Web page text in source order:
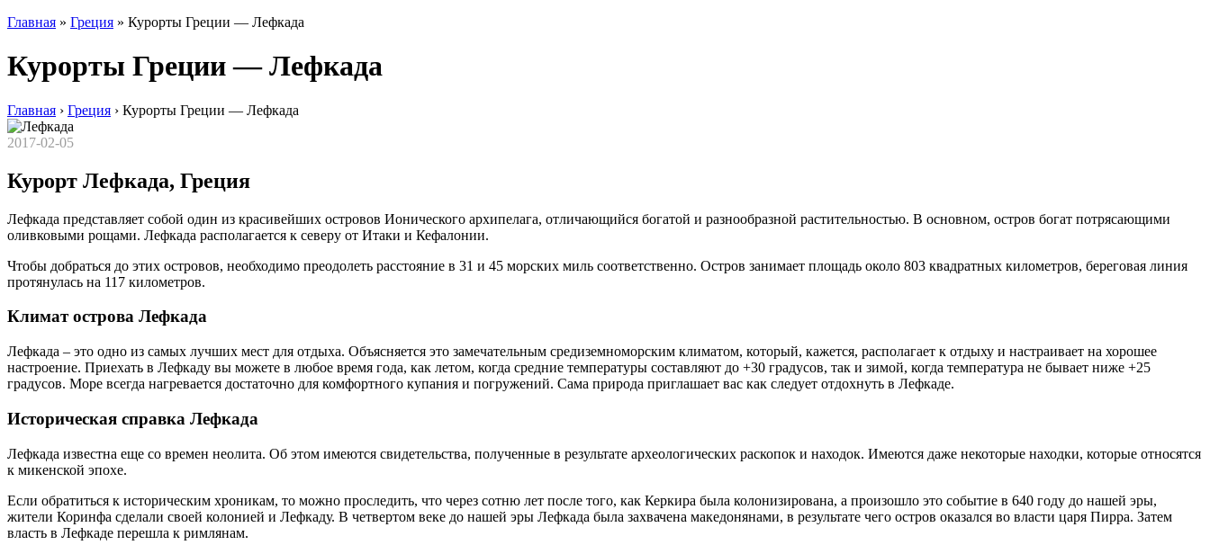
Главная » Греция » Курорты Греции — Лефкада
Курорты Греции — Лефкада
Главная › Греция › Курорты Греции — Лефкада
2017-02-05
Курорт Лефкада, Греция
Лефкада представляет собой один из красивейших островов Ионического архипелага, отличающийся богатой и разнообразной растительностью. В основном, остров богат потрясающими
оливковыми рощами. Лефкада располагается к северу от Итаки и Кефалонии.
Чтобы добраться до этих островов, необходимо преодолеть расстояние в 31 и 45 морских миль соответственно. Остров занимает площадь около 803 квадратных километров, береговая линия
протянулась на 117 километров.
Климат острова Лефкада
Лефкада – это одно из самых лучших мест для отдыха. Объясняется это замечательным средиземноморским климатом, который, кажется, располагает к отдыху и настраивает на хорошее
настроение. Приехать в Лефкаду вы можете в любое время года, как летом, когда средние температуры составляют до +30 градусов, так и зимой, когда температура не бывает ниже +25
градусов. Море всегда нагревается достаточно для комфортного купания и погружений. Сама природа приглашает вас как следует отдохнуть в Лефкаде.
Историческая справка Лефкада
Лефкада известна еще со времен неолита. Об этом имеются свидетельства, полученные в результате археологических раскопок и находок. Имеются даже некоторые находки, которые относятся
к микенской эпохе.
Если обратиться к историческим хроникам, то можно проследить, что через сотню лет после того, как Керкира была колонизирована, а произошло это событие в 640 году до нашей эры,
жители Коринфа сделали своей колонией и Лефкаду. В четвертом веке до нашей эры Лефкада была захвачена македонянами, в результате чего остров оказался во власти царя Пирра. Затем
власть в Лефкаде перешла к римлянам.